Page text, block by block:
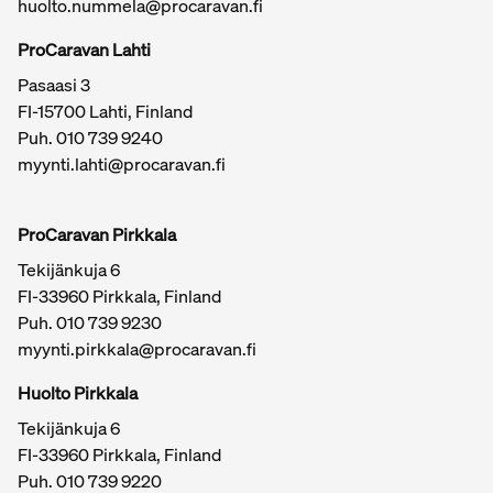
Valinnat on helppo tehdä asiantuntevalla opastuksella –
autamme tässä mielellämme.
Turvallisuus ja vetomukavuus
kulkevat käsi kädessä
Vaikka Da Vinci on rakenteeltaan jämäkkä ja hyvin
varusteltu, sen ajokäyttäytyminen on vakaa ja turvallinen.
vaunun painojakaumaan, ilmanvastukseen ja jousitukseen,
jotka yhdessä takaavat tasapainoisen vedon myös pitkillä
etapeilla tai haastavissa olosuhteissa.
Tutustu myös muihin
vaunuvaihtoehtoihimme
varustelutasoja, tutustu myös muihin suosittuihin
matkailuvaunuihimme:
Knaus Sport– Kevyt ja käytännöllinen vaihtoehto
aktiivimatkailijalle.
huolto.nummela@procaravan.fi
ProCaravan Lahti
Pasaasi 3
FI-15700 Lahti, Finland
Puh.010 739 9240
myynti.lahti@procaravan.fi
ProCaravan Pirkkala
Tekijänkuja 6
FI-33960 Pirkkala, Finland
Puh.010 739 9230
myynti.pirkkala@procaravan.fi
Huolto Pirkkala
Tekijänkuja 6
FI-33960 Pirkkala, Finland
Puh.010 739 9220